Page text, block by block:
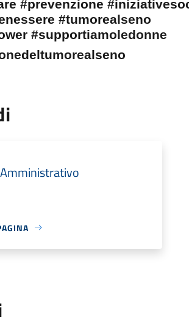
#prevenzione
#tumorealseno
#supportiamoledonne